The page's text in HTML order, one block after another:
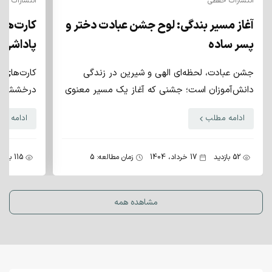
آغاز مسیر بندگی: لوح جشن عبادت دختر و
پسر ساده
جشن عبادت، لحظه‌ای الهی و شیرین در زندگی
دانش‌آموزان است؛ جشنی که آغاز یک مسیر معنوی
ادامه مطلب
52 بازدید 17 خرداد، 1404 زمان مطالعه: 5
کارت‌های
درخشش
بسته‌بندی‌های ۱۰۰
ادامه
115 بازدید
مشاهده همه